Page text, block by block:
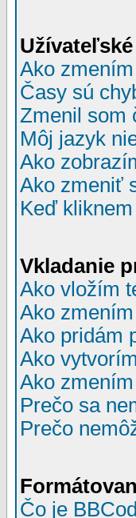
Ako
Časy sú
Zmenil som
Môj jazyk
Ako
Ako zmeniť
Keď
Vkladanie
Ako vložím
Ako
Ako pridám
Ako
Ako
Prečo sa
Prečo
Čo je